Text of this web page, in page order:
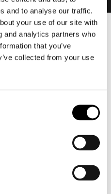
and to analyse our traffic.
your use of our site with
and analytics partners who
that you’ve
collected from your use